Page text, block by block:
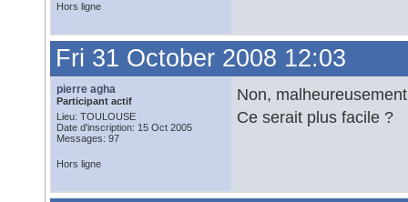
Hors ligne
Fri 31 October 2008 12:03
pierre agha
Participant actif
Lieu: TOULOUSE
Date d'inscription: 15 Oct 2005
Messages: 97
Non,
Ce serait plus facile ?
Hors ligne